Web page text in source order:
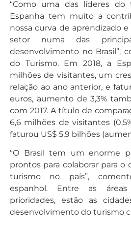
“Como uma das líderes do
Espanha tem muito a
nossa curva de aprendizado
setor numa das
desenvolvimento no Brasil”,
do Turismo. Em 2018, a
milhões de visitantes, um
relação ao ano anterior, e
euros, aumento de 3,3%
com 2017. A título de
6,6 milhões de visitantes
faturou US$ 5,9 bilhões
“O Brasil tem um enorme
prontos para colaborar para
turismo no país”,
espanhol. Entre as
prioridades, estão as
desenvolvimento do turismo